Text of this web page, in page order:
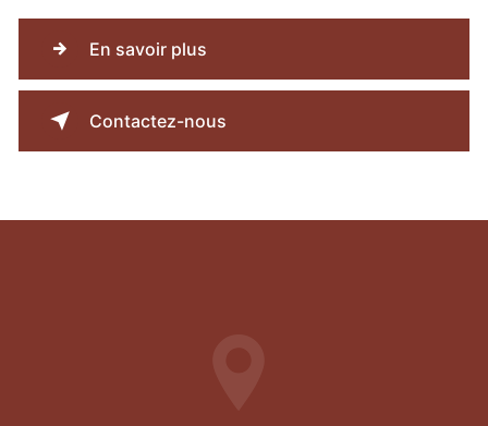
En savoir plus
Contactez-nous